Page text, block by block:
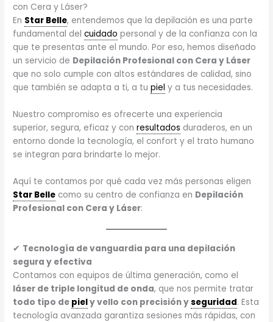
con Cera y Láser?
En Star Belle, entendemos que la depilación es una parte
fundamental delcuidado personal y de la confianza con la
que te presentas ante el mundo. Por eso, hemos diseñado
un servicio de Depilación Profesional con Cera y Láser
que no solo cumple con altos estándares de calidad, sino
que también se adapta a ti, a tupiel y a tus necesidades.
Nuestro compromiso es ofrecerte una experiencia
superior, segura, eficaz y conresultados duraderos, en un
entorno donde la tecnología, el confort y el trato humano
se integran para brindarte lo mejor.
Aquí te contamos por qué cada vez más personas eligen
Star Belle como su centro de confianza en Depilación
Profesional con Cera y Láser:
✔ Tecnología de vanguardia para una depilación
segura y efectiva
Contamos con equipos de última generación, como el
láser de triple longitud de onda, que nos permite tratar
todo tipo de piely vello con precisión yseguridad. Esta
tecnología avanzada garantiza sesiones más rápidas, con